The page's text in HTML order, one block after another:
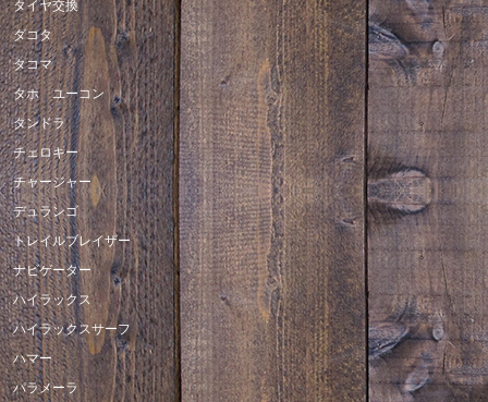
タイヤ交換
ダコタ
タコマ
タホ ユーコン
タンドラ
チェロキー
チャージャー
デュランゴ
トレイルブレイザー
ナビゲーター
ハイラックス
ハイラックスサーフ
ハマー
パラメーラ